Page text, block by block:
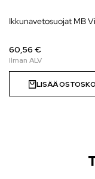
Ikkunavetosuojat MB
60,56 €
LISÄÄ